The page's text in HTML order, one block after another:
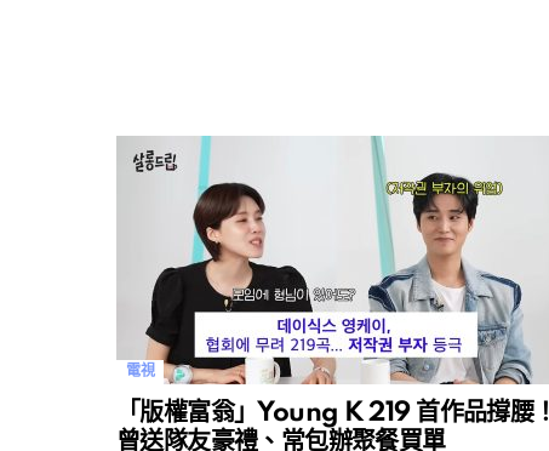
電視
「版權富翁」Young K 219 首作品撐腰！
曾送隊友豪禮、常包辦聚餐買單